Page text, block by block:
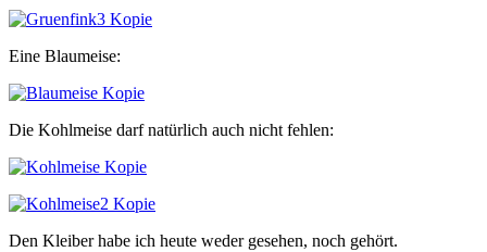
Eine Blaumeise:
Die Kohlmeise darf natürlich auch nicht fehlen:
Den Kleiber habe ich heute weder gesehen, noch gehört.